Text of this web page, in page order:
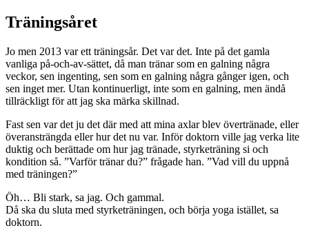
Träningsåret
Jo men 2013 var ett träningsår. Det var det. Inte på det gamla
vanliga på-och-av-sättet, då man tränar som en galning några
veckor, sen ingenting, sen som en galning några gånger igen, och
sen inget mer. Utan kontinuerligt, inte som en galning, men ändå
tillräckligt för att jag ska märka skillnad.
Fast sen var det ju det där med att mina axlar blev övertränade, eller
överansträngda eller hur det nu var. Inför doktorn ville jag verka lite
duktig och berättade om hur jag tränade, styrketräning si och
kondition så. ”Varför tränar du?” frågade han. ”Vad vill du uppnå
med träningen?”
Öh… Bli stark, sa jag. Och gammal.
Då ska du sluta med styrketräningen, och börja yoga istället, sa
doktorn.